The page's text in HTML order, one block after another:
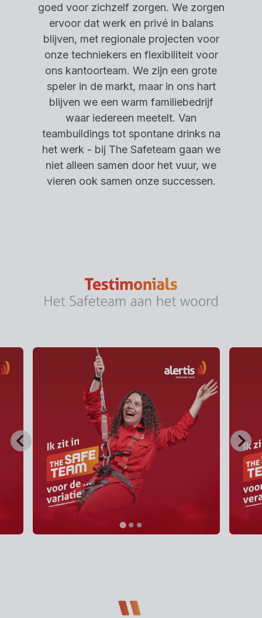
goed voor zichzelf zorgen. We zorgen
ervoor dat werk en privé in balans
blijven, met regionale projecten voor
onze techniekers en flexibiliteit voor
ons kantoorteam. We zijn een grote
speler in de markt, maar in ons hart
blijven we een warm familiebedrijf
waar iedereen meetelt. Van
teambuildings tot spontane drinks na
het werk - bij The Safeteam gaan we
niet alleen samen door het vuur, we
vieren ook samen onze successen.